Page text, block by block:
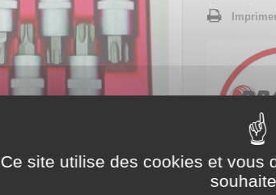
Ce site utilise des cookies et vous